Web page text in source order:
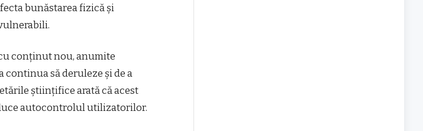
bunăstarea fizică şi
conţinut nou, anumite
continua să deruleze şi de a
ştiinţifice arată că acest
autocontrolul utilizatorilor.